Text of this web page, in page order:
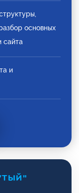
основных
сайта
и